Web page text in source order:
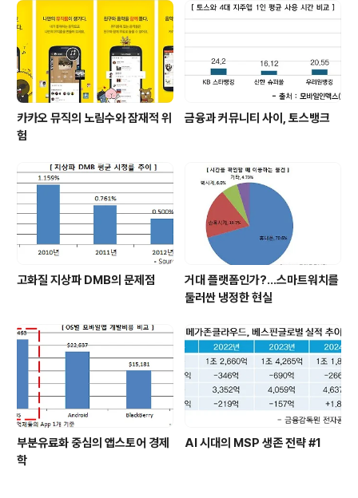
카카오 뮤직의 노림수와 잠재적 위
험
금융과 커뮤니티 사이, 토스뱅크
고화질 지상파 DMB의 문제점
거대 플랫폼인가?…스마트워치를
둘러싼 냉정한 현실
부분유료화 중심의 앱스토어 경제
학
AI 시대의 MSP 생존 전략 #1